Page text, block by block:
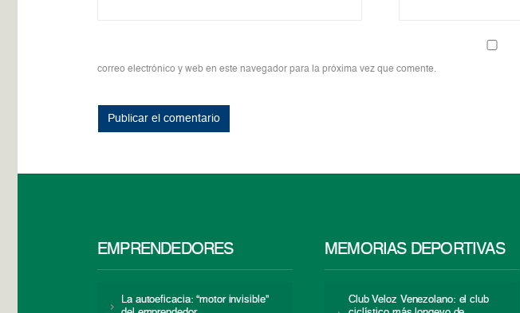
correo electrónico y web en este navegador para la próxima vez que comente.
EMPRENDEDORES
La autoeficacia: “motor invisible”
MEMORIAS DEPORTIVAS
Club Veloz Venezolano: el club